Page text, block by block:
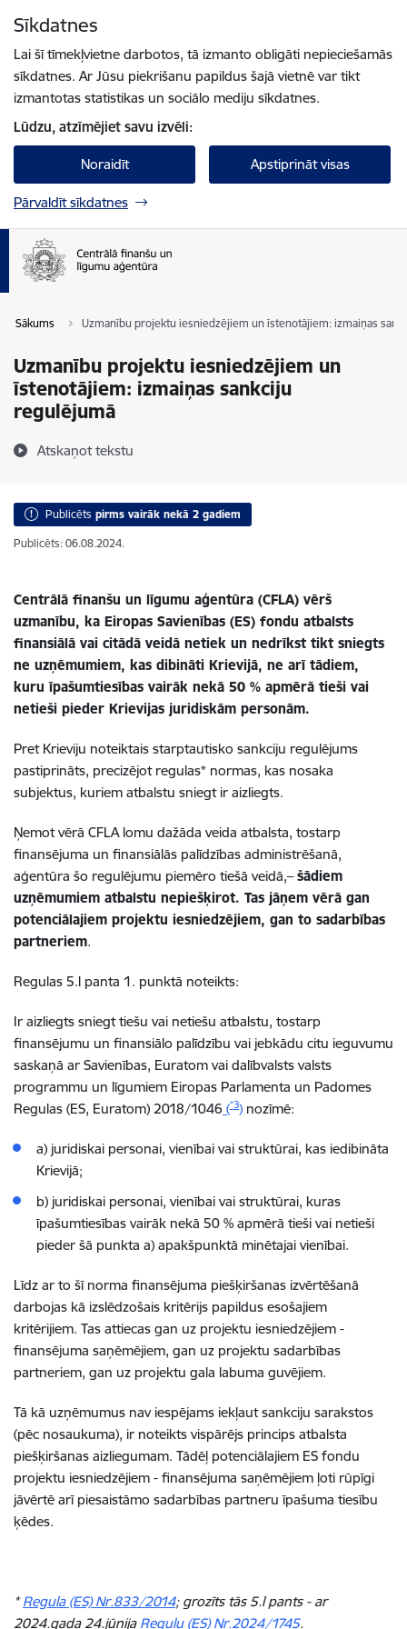
Sīkdatnes
Lai šī tīmekļvietne darbotos, tā izmanto obligāti nepieciešamās
sīkdatnes. Ar Jūsu piekrišanu papildus šajā vietnē var tikt
izmantotas statistikas un sociālo mediju sīkdatnes.
Lūdzu, atzīmējiet savu izvēli:
Noraidīt Apstiprināt visas
Pārvaldīt sīkdatnes
Sākums Uzmanību projektu iesniedzējiem un īstenotājiem: izmaiņas
Uzmanību projektu iesniedzējiem un
īstenotājiem: izmaiņas sankciju
regulējumā
Atskaņot tekstu
Publicēts pirms vairāk nekā 2 gadiem
Publicēts: 06.08.2024.
Centrālā finanšu un līgumu aģentūra (CFLA) vērš
uzmanību, ka Eiropas Savienības (ES) fondu atbalsts
finansiālā vai citādā veidā netiek un nedrīkst tikt sniegts
ne uzņēmumiem, kas dibināti Krievijā, ne arī tādiem,
kuru īpašumtiesības vairāk nekā 50 % apmērā tieši vai
netieši pieder Krievijas juridiskām personām.
Pret Krieviju noteiktais starptautisko sankciju regulējums
pastiprināts, precizējot regulas* normas, kas nosaka
subjektus, kuriem atbalstu sniegt ir aizliegts.
Ņemot vērā CFLA lomu dažāda veida atbalsta, tostarp
finansējuma un finansiālās palīdzības administrēšanā,
aģentūra šo regulējumu piemēro tiešā veidā,–šādiem
uzņēmumiem atbalstu nepiešķirot. Tas jāņem vērā gan
potenciālajiem projektu iesniedzējiem, gan to sadarbības
partneriem.
Regulas 5.l panta 1. punktā noteikts:
Ir aizliegts sniegt tiešu vai netiešu atbalstu, tostarp
finansējumu un finansiālo palīdzību vai jebkādu citu ieguvumu
saskaņā ar Savienības, Euratom vai dalībvalsts valsts
programmu un līgumiem Eiropas Parlamenta un Padomes
Regulas (ES, Euratom) 2018/1046 (*3) nozīmē:
a) juridiskai personai, vienībai vai struktūrai, kas iedibināta
Krievijā;
b) juridiskai personai, vienībai vai struktūrai, kuras
īpašumtiesības vairāk nekā 50 % apmērā tieši vai netieši
pieder šā punkta a) apakšpunktā minētajai vienībai.
Līdz ar to šī norma finansējuma piešķiršanas izvērtēšanā
darbojas kā izslēdzošais kritērijs papildus esošajiem
kritērijiem. Tas attiecas gan uz projektu iesniedzējiem -
finansējuma saņēmējiem, gan uz projektu sadarbības
partneriem, gan uz projektu gala labuma guvējiem.
Tā kā uzņēmumus nav iespējams iekļaut sankciju sarakstos
(pēc nosaukuma), ir noteikts vispārējs princips atbalsta
piešķiršanas aizliegumam. Tādēļ potenciālajiem ES fondu
projektu iesniedzējiem - finansējuma saņēmējiem ļoti rūpīgi
jāvērtē arī piesaistāmo sadarbības partneru īpašuma tiesību
ķēdes.
* Regula (ES) Nr.833/2014; grozīts tās 5.l pants - ar
2024.gada 24.jūnija Regulu (ES) Nr.2024/1745.